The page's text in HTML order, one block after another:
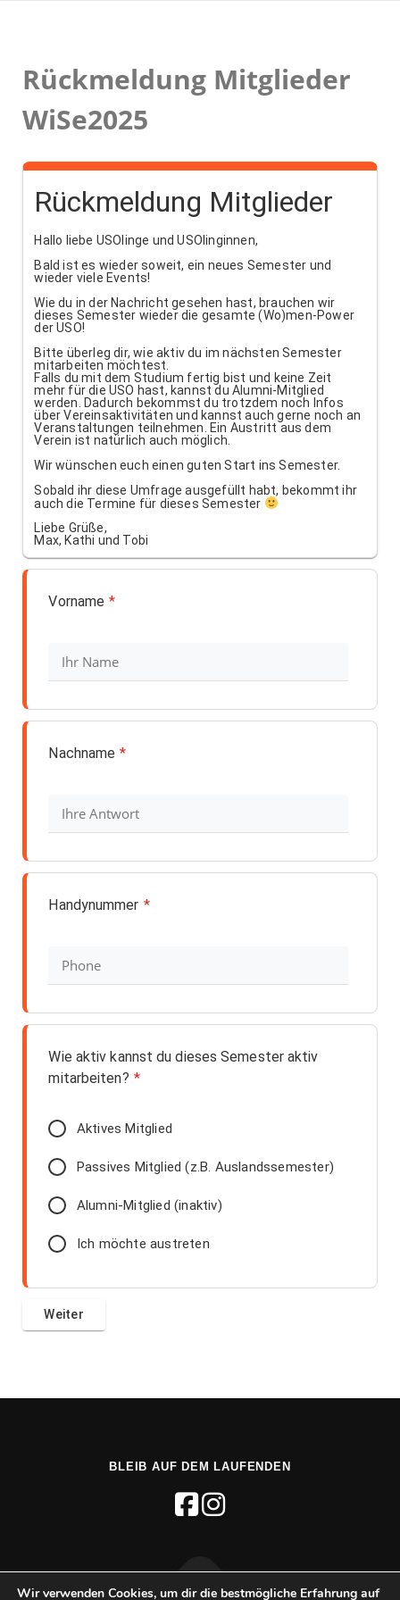
Rückmeldung Mitglieder
WiSe2025
Rückmeldung Mitglieder
Hallo liebe USOlinge und USOlinginnen,
Bald ist es wieder soweit, ein neues Semester und
wieder viele Events!
Wie du in der Nachricht gesehen hast, brauchen wir
dieses Semester wieder die gesamte (Wo)men-Power
der USO!
Bitte überleg dir, wie aktiv du im nächsten Semester
mitarbeiten möchtest.
Falls du mit dem Studium fertig bist und keine Zeit
mehr für die USO hast, kannst du Alumni-Mitglied
werden. Dadurch bekommst du trotzdem noch Infos
über Vereinsaktivitäten und kannst auch gerne noch an
Veranstaltungen teilnehmen. Ein Austritt aus dem
Verein ist natürlich auch möglich.
Wir wünschen euch einen guten Start ins Semester.
Sobald ihr diese Umfrage ausgefüllt habt, bekommt ihr
auch die Termine für dieses Semester
Liebe Grüße,
Max, Kathi und Tobi
Vorname *
Nachname *
Handynummer *
Wie aktiv kannst du dieses Semester aktiv
mitarbeiten? *
Aktives Mitglied
Passives Mitglied (z.B. Auslandssemester)
Alumni-Mitglied (inaktiv)
Ich möchte austreten
BLEIB AUF DEM LAUFENDEN
Wir verwenden Cookies, um dir die bestmögliche Erfahrung auf